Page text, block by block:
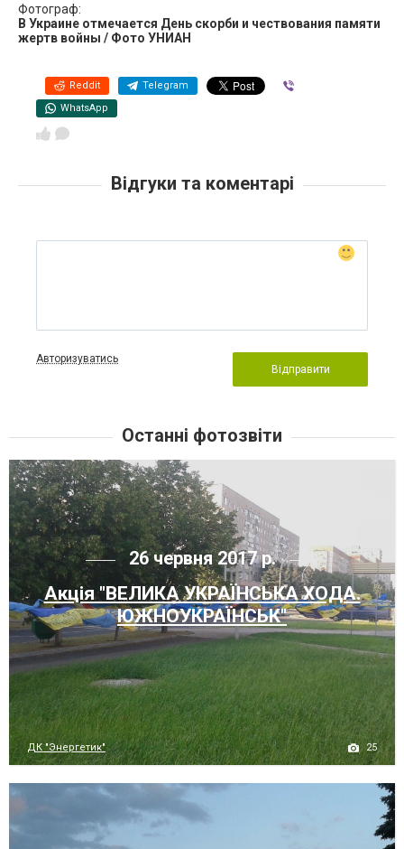
Фотограф:
В Украине отмечается День скорби и чествования памяти
жертв войны / Фото УНИАН
Reddit Telegram
WhatsApp
Відгуки та коментарі
Авторизуватись
Відправити
Останні фотозвіти
26 червня 2017 р.
Акція "ВЕЛИКА УКРАЇНСЬКА ХОДА.
ЮЖНОУКРАЇНСЬК"
ДК "Энергетик" 25